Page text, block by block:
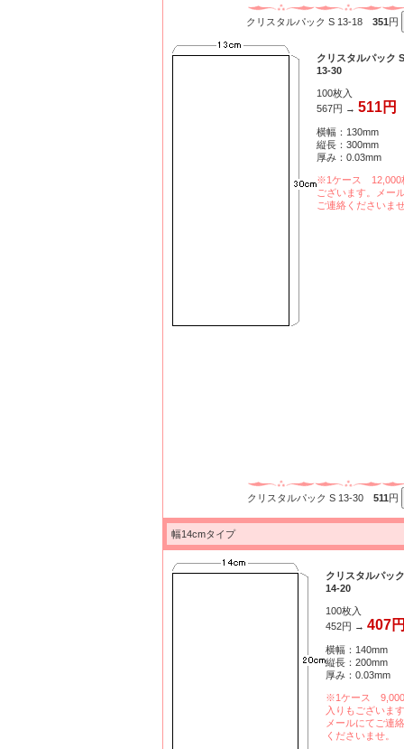
クリスタルパック S 13-18 351円
クリスタルパック S
13-30
100枚入
567円 → 511円
横幅：130mm
縦長：300mm
厚み：0.03mm
※1ケース 12,000
ございます。メー
ご連絡くださいま
クリスタルパック S 13-30 511円
幅14cmタイプ
クリスタルパッ
14-20
100枚入
452円 → 407
横幅：140mm
縦長：200mm
厚み：0.03mm
※1ケース
入りもございま
メールにてご連絡
くださいませ。